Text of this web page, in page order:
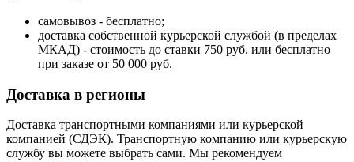
самовывоз - бесплатно;
доставка собственной курьерской службой (в пределах
МКАД) - стоимость до ставки 750 руб. или бесплатно
при заказе от 50 000 руб.
Доставка в регионы
Доставка транспортными компаниями или курьерской
компанией (СДЭК). Транспортную компанию или курьерскую
службу вы можете выбрать сами. Мы рекомендуем